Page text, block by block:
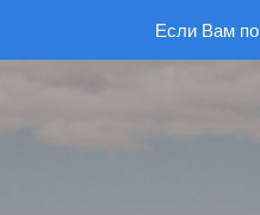
Если Вам